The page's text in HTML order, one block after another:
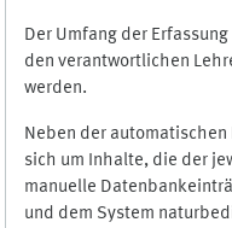
Der Umfang der
den verantwortlichen
werden.
Neben der
sich um Inhalte, die der
manuelle
und dem System